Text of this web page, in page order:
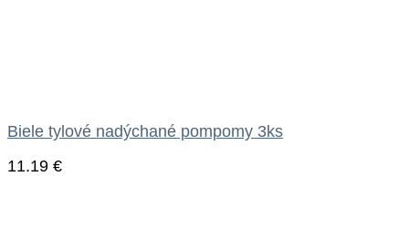
Biele tylové nadýchané pompomy 3ks
11.19 €